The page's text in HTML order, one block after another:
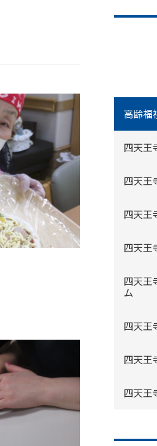
高齢福
四天王
四天王
四天王
四天王
四天王
ム
四天王
四天王
四天王